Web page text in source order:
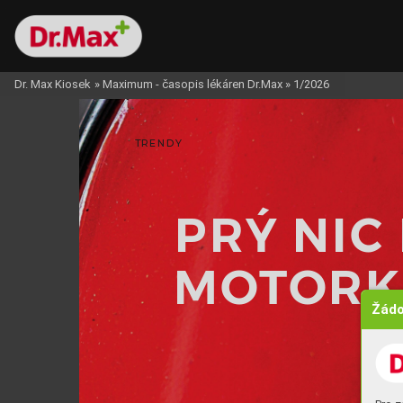
TRENDY
PRÝ NIC
MOT
PRÝ NIC
MOT
Dr. Max Kiosek » Maximum - časopis lékáren Dr.Max » 1/2026